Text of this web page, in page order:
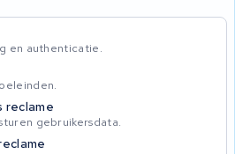
en authenticatie.
reclame
gebruikersdata.
KWS Seuren
Voorwaarden
Privacybeleid